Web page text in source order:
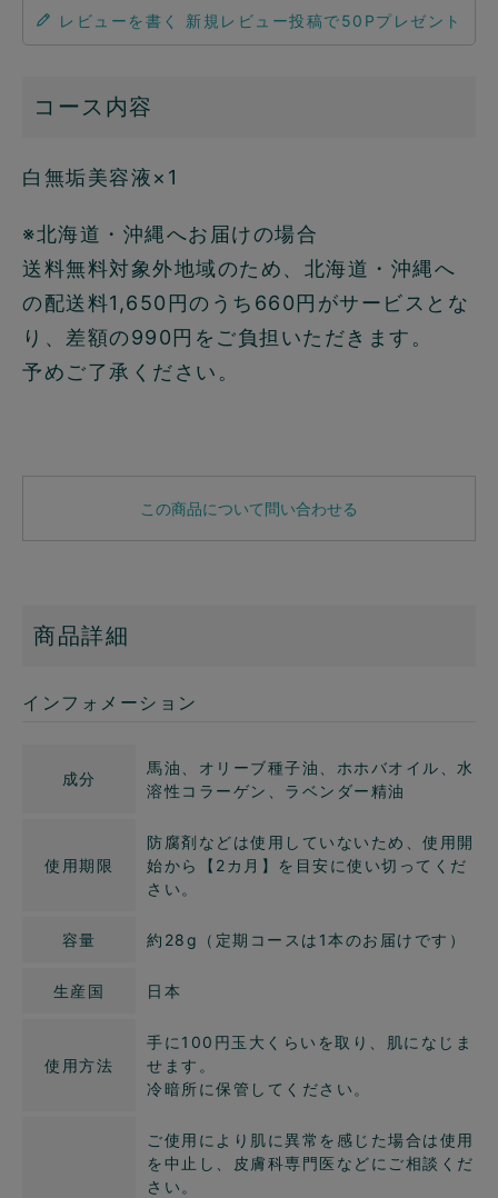
レビューを書く
コース内容
白無垢美容液×1
※北海道・沖縄へお届けの場合
送料無料対象外地域のため、北海道・沖縄へ
の配送料1,650円のうち660円がサービスとな
り、差額の990円をご負担いただきます。
予めご了承ください。
この商品について問い合わせる
商品詳細
インフォメーション
成分
馬油、オリーブ種子油、ホホバオイル、水
溶性コラーゲン、ラベンダー精油
使用期限
防腐剤などは使用していないため、使用開
始から【2カ月】を目安に使い切ってくだ
さい。
容量 約28g（定期コースは1本のお届けです）
生産国 日本
使用方法
手に100円玉大くらいを取り、肌になじま
せます。
冷暗所に保管してください。
ご使用により肌に異常を感じた場合は使用
を中止し、皮膚科専門医などにご相談くだ
さい。